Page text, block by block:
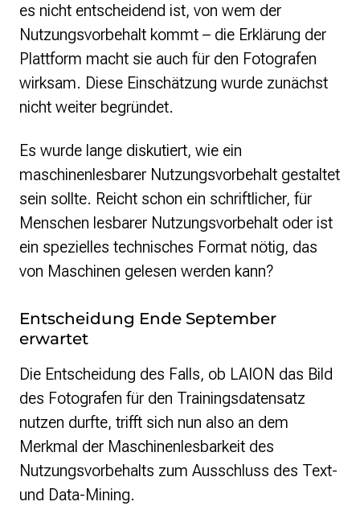
es nicht entscheidend ist, von wem der
Nutzungsvorbehalt kommt – die Erklärung der
Plattform macht sie auch für den Fotografen
wirksam. Diese Einschätzung wurde zunächst
nicht weiter begründet.
Es wurde lange diskutiert, wie ein
maschinenlesbarer Nutzungsvorbehalt gestaltet
sein sollte. Reicht schon ein schriftlicher, für
Menschen lesbarer Nutzungsvorbehalt oder ist
ein spezielles technisches Format nötig, das
von Maschinen gelesen werden kann?
Entscheidung Ende September
erwartet
Die Entscheidung des Falls, ob LAION das Bild
des Fotografen für den Trainingsdatensatz
nutzen durfte, trifft sich nun also an dem
Merkmal der Maschinenlesbarkeit des
Nutzungsvorbehalts zum Ausschluss des Text-
und Data-Mining.